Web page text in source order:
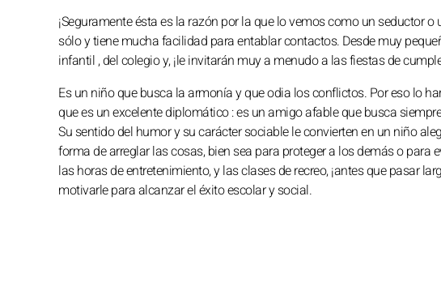
¡Seguramente ésta es la razón por la que lo vemos como un seductor
sólo y tiene mucha facilidad para entablar contactos. Desde muy
infantil , del colegio y, ¡le invitarán muy a menudo a las fiestas de
Es un niño que busca la armonía y que odia los conflictos. Por eso lo
que es un excelente diplomático : es un amigo afable que busca
Su sentido del humor y su carácter sociable le convierten en un niño
forma de arreglar las cosas, bien sea para proteger a los demás o para
las horas de entretenimiento, y las clases de recreo, ¡antes que pasar
motivarle para alcanzar el éxito escolar y social.